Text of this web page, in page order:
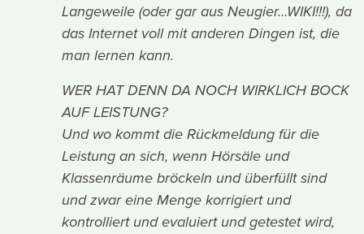
Langeweile (oder gar aus Neugier…WIKI!!!), da
das Internet voll mit anderen Dingen ist, die
man lernen kann.
WER HAT DENN DA NOCH WIRKLICH BOCK
AUF LEISTUNG?
Und wo kommt die Rückmeldung für die
Leistung an sich, wenn Hörsäle und
Klassenräume bröckeln und überfüllt sind
und zwar eine Menge korrigiert und
kontrolliert und evaluiert und getestet wird,